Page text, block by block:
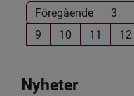
Föregående 3
9
10 11 12
Nyheter